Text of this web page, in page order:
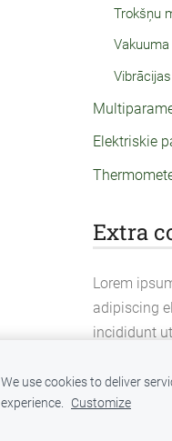
Trokšņu
Elektriskie
Extra
Lorem
adipiscing
incididunt
exercitation
commodo
We use cookies to deliver
experience. Customize